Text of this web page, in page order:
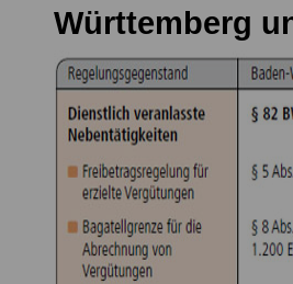
Württemberg